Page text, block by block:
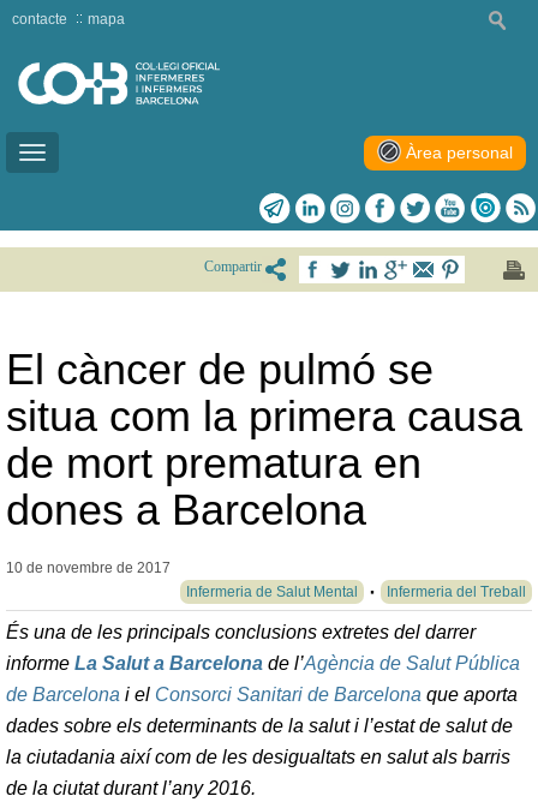
Toggle
contacte mapa
Àrea personal
Compartir
El càncer de pulmó se
situa com la primera causa
de mort prematura en
dones a Barcelona
10 de novembre de 2017
Infermeria de Salut Mental
Infermeria del Treball
És una de les principals conclusions extretes del darrer
informe La Salut a Barcelona de l’Agència de Salut Pública
de Barcelona i el Consorci Sanitari de Barcelona que aporta
dades sobre els determinants de la salut i l’estat de salut de
la ciutadania així com de les desigualtats en salut als barris
de la ciutat durant l’any 2016.